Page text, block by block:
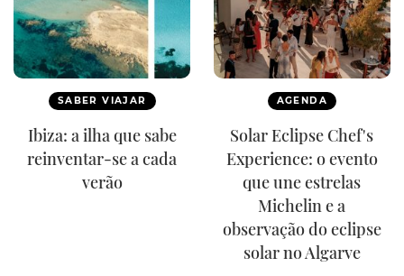
SABER VIAJAR
Ibiza: a ilha que sabe
reinventar-se a cada
verão
AGENDA
Solar Eclipse Chef's
Experience: o evento
que une estrelas
Michelin e a
observação do eclipse
solar no Algarve